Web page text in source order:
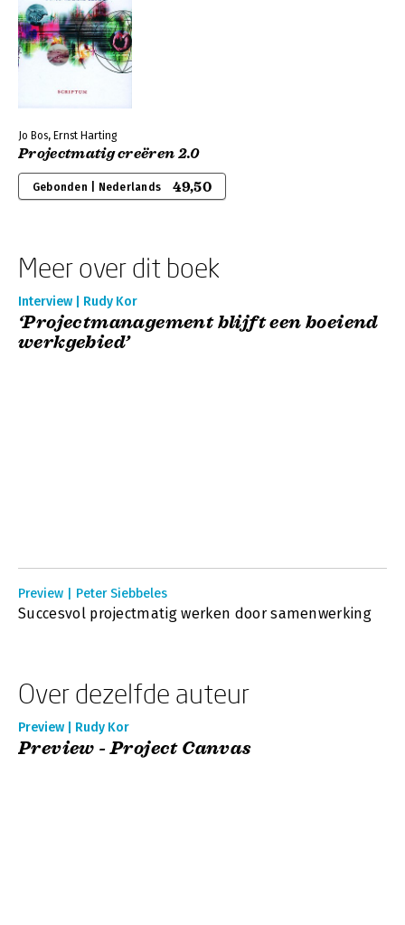
Jo Bos, Ernst Harting
Projectmatig creëren 2.0
Gebonden | Nederlands 49,50
Meer over dit boek
Interview | Rudy Kor
‘Projectmanagement blijft een boeiend
werkgebied’
Preview | Peter Siebbeles
Succesvol projectmatig werken door samenwerking
Over dezelfde auteur
Preview | Rudy Kor
Preview - Project Canvas